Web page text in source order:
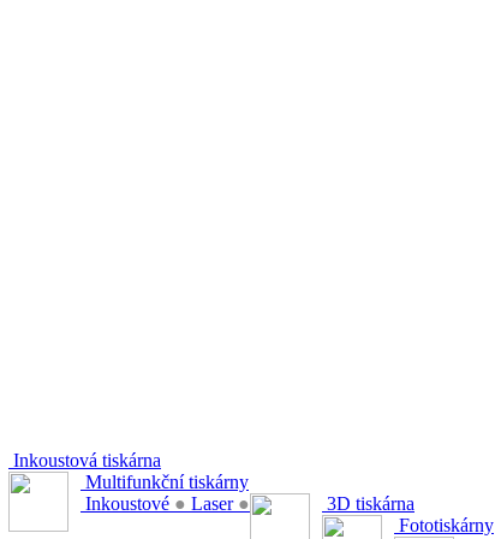
Inkoustová tiskárna
Multifunkční tiskárny
Inkoustové ● Laser ●
3D tiskárna
Fototiskárny